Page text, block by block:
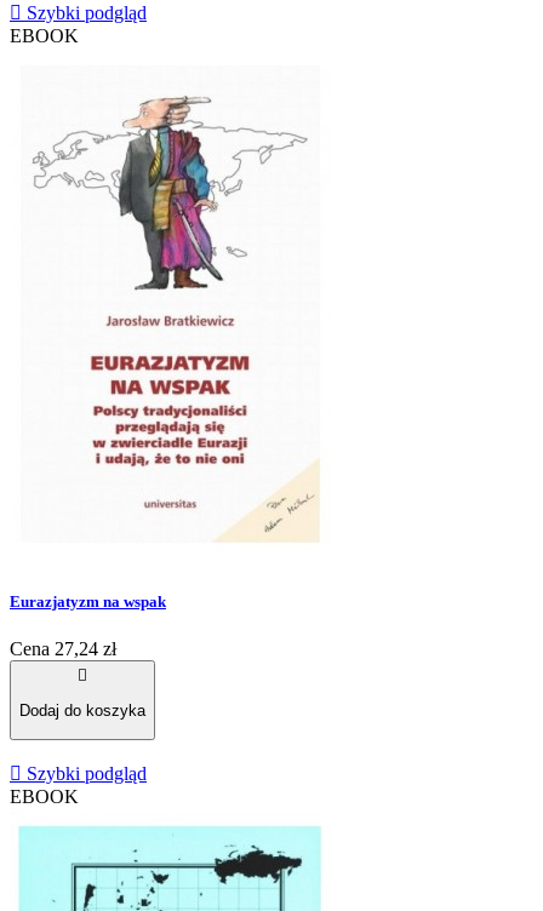
 Szybki podgląd
EBOOK
Eurazjatyzm na wspak
Cena 27,24 zł

Dodaj do koszyka
 Szybki podgląd
EBOOK